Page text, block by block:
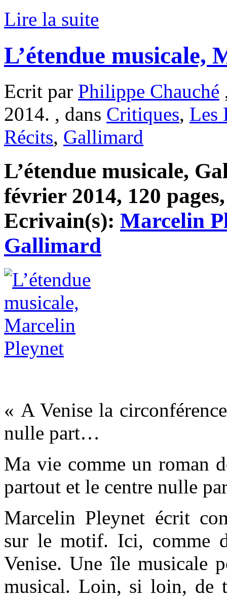
Lire la suite
L’étendue musicale,
Ecrit par Philippe Chauché
2014. , dans Critiques, Les
Récits, Gallimard
L’étendue musicale,
février 2014, 120
Ecrivain(s): Marcelin
Gallimard
« A Venise la
nulle part…
Ma vie comme un roman
partout et le centre nulle
Marcelin Pleynet écrit
sur le motif. Ici, comme
Venise. Une île musicale
musical. Loin, si loin, de